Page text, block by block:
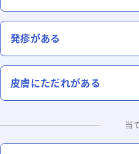
発疹がある
皮膚にただれがある
当